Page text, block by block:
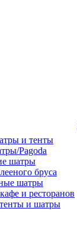
и тенты
Pagoda
шатры
бруса
шатры
и ресторанов
и шатры